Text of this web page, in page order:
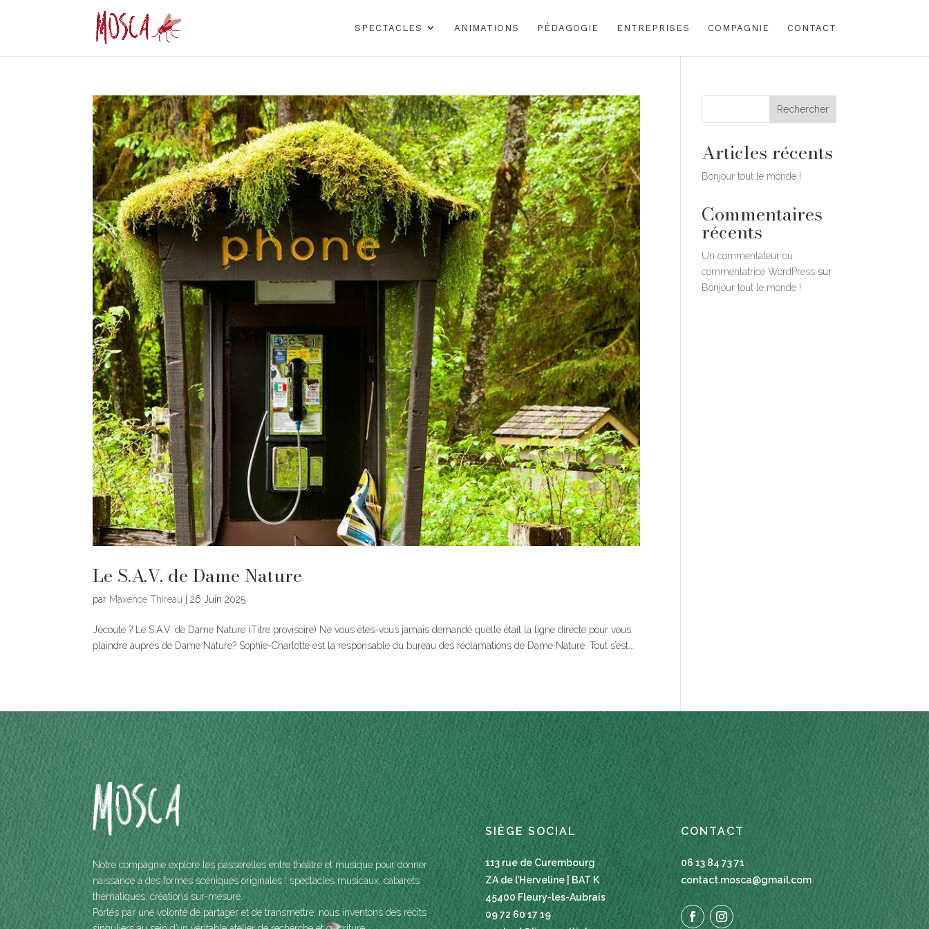
SPECTACLES ANIMATIONS PÉDAGOGIE ENTREPRISES COMPAGNIE CONTACT
Le S.A.V. de Dame Nature
par Maxence Thireau |26 Juin 2025
J’écoute ? Le S.A.V. de Dame Nature (Titre provisoire) Ne vous êtes-vous jamais demandé quelle était la ligne directe pour vous
plaindre auprès de Dame Nature? Sophie-Charlotte est la responsable du bureau des réclamations de Dame Nature. Tout s’est...
Rechercher
Articles récents
Bonjour tout le monde !
Commentaires
récents
Un commentateur ou
commentatrice WordPress sur
Bonjour tout le monde !
Notre compagnie explore les passerelles entre théâtre et musique pour donner
naissance à des formes scéniques originales : spectacles musicaux, cabarets
thématiques, créations sur-mesure.
Portés par une volonté de partager et de transmettre, nous inventons des récits
SIÈGE SOCIAL
113 rue de Curembourg
ZA de l’Herveline | BAT K
45400 Fleury-les-Aubrais
09 72 60 17 19
CONTACT
06 13 84 73 71
contact.mosca@gmail.com